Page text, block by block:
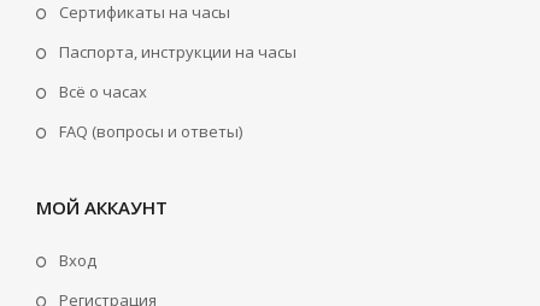
Сертификаты на часы
Паспорта, инструкции на часы
Всё о часах
FAQ (вопросы и ответы)
МОЙ АККАУНТ
Вход
Регистрация